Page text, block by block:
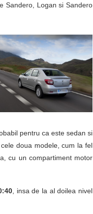
Sandero, Logan si Sandero
pentru ca este sedan si
doua modele, cum la fel
cu un compartiment motor
, insa de la al doilea nivel